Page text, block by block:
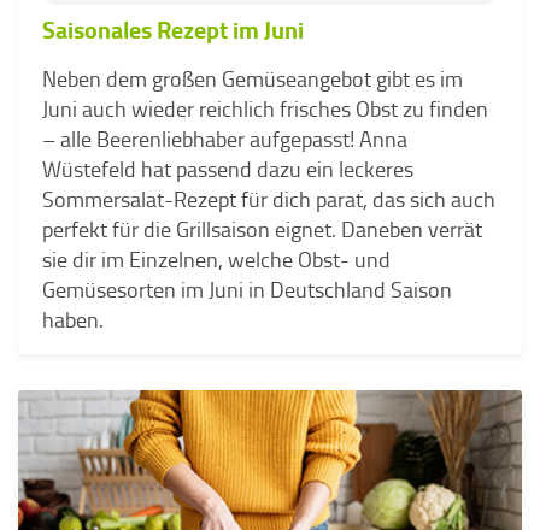
Saisonales Rezept im Juni
Neben dem großen Gemüseangebot gibt es im
Juni auch wieder reichlich frisches Obst zu finden
– alle Beerenliebhaber aufgepasst! Anna
Wüstefeld hat passend dazu ein leckeres
Sommersalat-Rezept für dich parat, das sich auch
perfekt für die Grillsaison eignet. Daneben verrät
sie dir im Einzelnen, welche Obst- und
Gemüsesorten im Juni in Deutschland Saison
haben.